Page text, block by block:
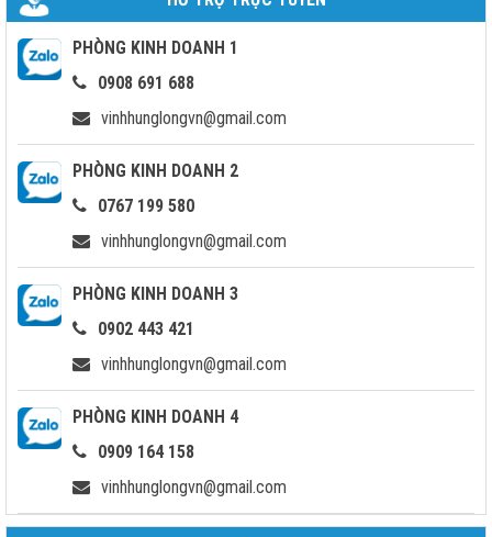
PHÒNG KINH DOANH 1
0908 691 688
vinhhunglongvn@gmail.com
PHÒNG KINH DOANH 2
0767 199 580
vinhhunglongvn@gmail.com
PHÒNG KINH DOANH 3
0902 443 421
vinhhunglongvn@gmail.com
PHÒNG KINH DOANH 4
0909 164 158
vinhhunglongvn@gmail.com